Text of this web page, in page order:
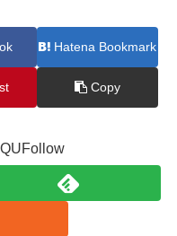
Hatena Bookmark
Copy